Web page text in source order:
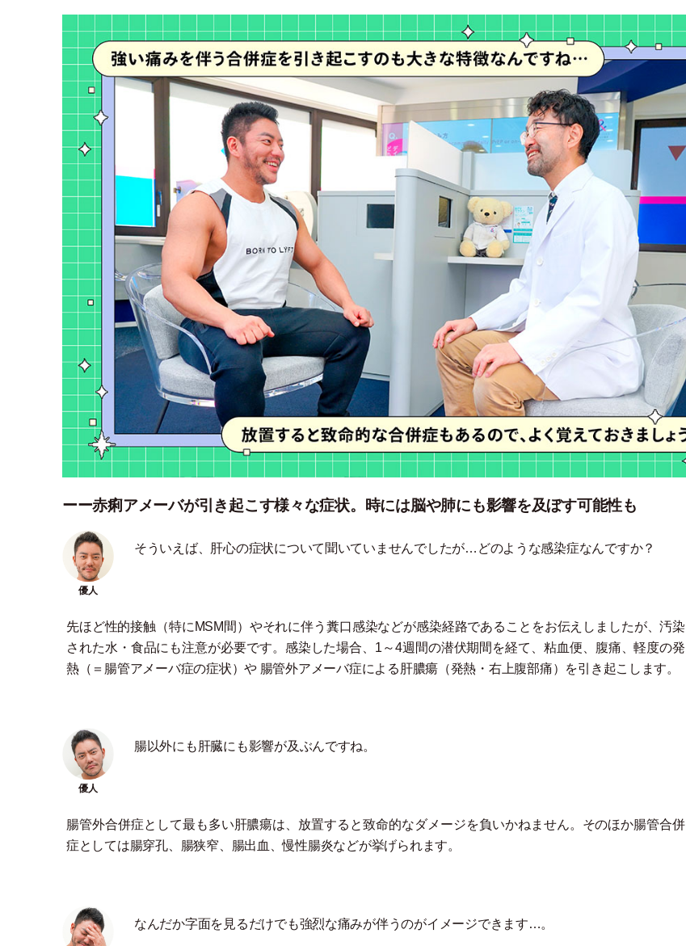
ーー赤痢アメーバが引き起こす様々な症状。時には脳や肺にも影響を及ぼす可能性も
そういえば、肝心の症状について聞いていませんでしたが…どのような感染症なんですか？
先ほど性的接触 （特にMSM間 ） やそれに伴う糞口感染などが感染経路であることをお伝えしましたが、汚染
された水 ・ 食品にも注意が必要です。感染した場合、1～4週間の潜伏期間を経て、粘血便、腹痛、軽度の発
熱（ ＝腸管アメーバ症の症状）や 腸管外アメーバ症による肝膿瘍 （発熱 ・ 右上腹部痛） を引き起こします。
腸以外にも肝臓にも影響が及ぶんですね。
腸管外合併症として最も多い肝膿瘍は、放置すると致命的なダメージを負いかねません。そのほか腸管合併
症としては腸穿孔、腸狭窄、腸出血、慢性腸炎などが挙げられます。
なんだか字面を見るだけでも強烈な痛みが伴うのがイメージできます…。